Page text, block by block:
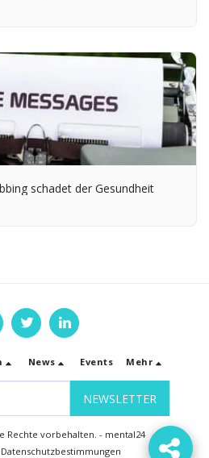
schadet der Gesundheit
News Events Mehr
NEWSLETTER
Rechte vorbehalten. - mental24
Datenschutzbestimmungen